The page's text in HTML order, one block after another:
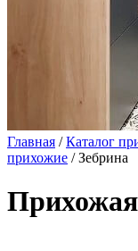
Главная /Каталог
прихожие / Зебрина